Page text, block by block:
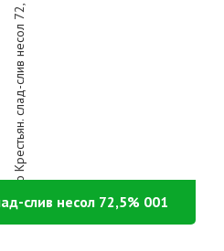
слив несол 72,5% 001